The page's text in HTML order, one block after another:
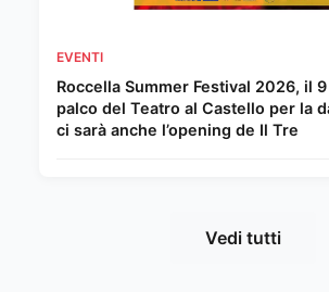
EVENTI
Roccella Summer Festival 2026, il
palco del Teatro al Castello per la
ci sarà anche l’opening de Il Tre
Vedi tutti